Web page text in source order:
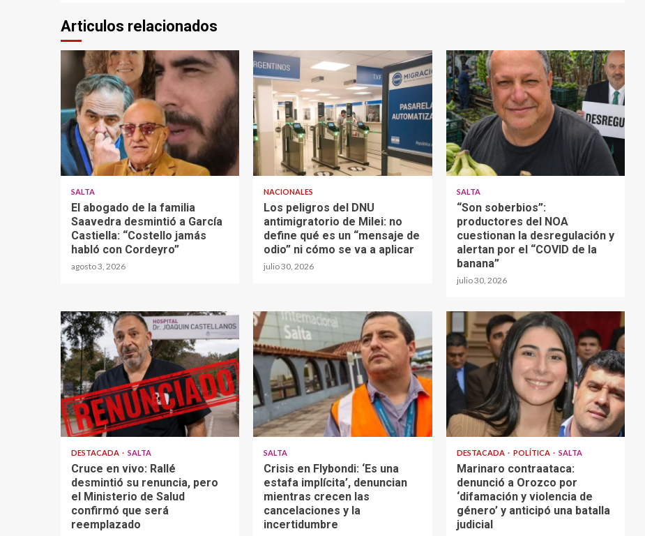
Articulos relacionados
SALTA
El abogado de la familia
Saavedra desmintió a García
Castiella: “Costello jamás
habló con Cordeyro”
agosto 3, 2026
NACIONALES
Los peligros del DNU
antimigratorio de Milei: no
define qué es un “mensaje de
odio” ni cómo se va a aplicar
julio 30, 2026
SALTA
“Son soberbios”:
productores del NOA
cuestionan la desregulación y
alertan por el “COVID de la
banana”
julio 30, 2026
DESTACADA SALTA
Cruce en vivo: Rallé
desmintió su renuncia, pero
el Ministerio de Salud
confirmó que será
reemplazado
SALTA
Crisis en Flybondi: ‘Es una
estafa implícita’, denuncian
mientras crecen las
cancelaciones y la
incertidumbre
DESTACADA POLÍTICA SALTA
Marinaro contraataca:
denunció a Orozco por
‘difamación y violencia de
género’ y anticipó una batalla
judicial